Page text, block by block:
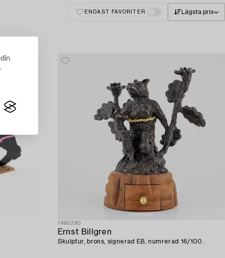
ENDAST FAVORITER Lägsta pris
1490290
Ernst Billgren
Skulptur, brons, signerad EB, numrerad 16/100.